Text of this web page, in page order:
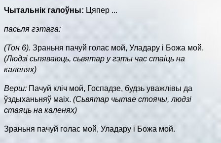
Чытальнік галоўны: Цяпер ...
пасьля гэтага:
(Тон 6). Зраньня пачуй голас мой, Уладару і Божа мой.
(Людзі сьпяваюць, сьвятар у гэты час стаіць на
каленях)
Верш: Пачуй кліч мой, Госпадзе, будзь уважлівы да
ўздыханьняў маіх. (Сьвятар чытае стоячы, людзі
стаяць на каленях)
Зраньня пачуй голас мой, Уладару і Божа мой.